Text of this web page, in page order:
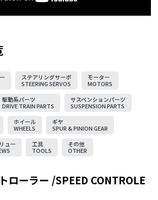
ステアリングサーボ
STEERING SERVOS
モーター
MOTORS
駆動系パーツ
DRIVE TRAIN PARTS
サスペンションパーツ
SUSPENSION PARTS
ホイール
WHEELS
ギヤ
SPUR & PINION GEAR
ュー
工具
TOOLS
その他
OTHER
ローラー /SPEED CONTROLE